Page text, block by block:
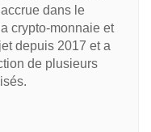
dans le
crypto-monnaie et
depuis 2017 et a
de plusieurs